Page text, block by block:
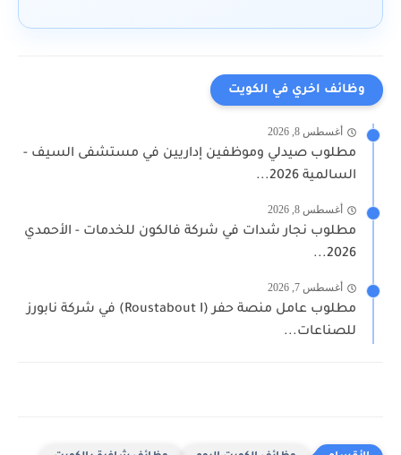
وظائف اخري في الكويت
أغسطس 8, 2026
مطلوب صيدلي وموظفين إداريين في مستشفى السيف -
السالمية 2026...
أغسطس 8, 2026
مطلوب نجار شدات في شركة فالكون للخدمات - الأحمدي
2026...
أغسطس 7, 2026
مطلوب عامل منصة حفر (Roustabout I) في شركة نابورز
للصناعات...